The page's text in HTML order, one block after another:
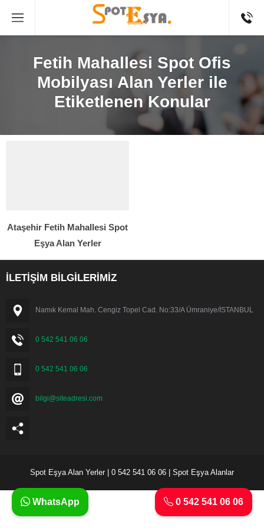
Fetih Mahallesi Spot Ofis
Mobilyası Alan Yerler ile
Etiketlenen Konular
Ataşehir Fetih Mahallesi Spot
Eşya Alan Yerler
İLETİŞİM BİLGİLERİMİZ
Namık Kemal Mah. Cengiz Topel Cad. No:33/A Ümraniye/İSTANBUL
0 542 541 06 06
0 542 541 06 06
bilgi@siteadresi.com
Spot Eşya Alan Yerler | 0 542 541 06 06 | Spot Eşya Alanlar
0 542 541 06 06
WhatsApp